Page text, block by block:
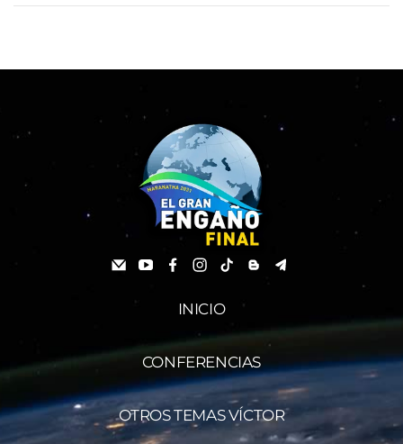
INICIO
CONFERENCIAS
OTROS TEMAS VÍCTOR